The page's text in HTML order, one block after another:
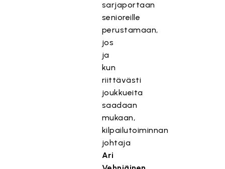
sarjaportaan
senioreille
perustamaan,
jos
ja
kun
riittävästi
joukkueita
saadaan
mukaan,
kilpailutoiminnan
johtaja
Ari